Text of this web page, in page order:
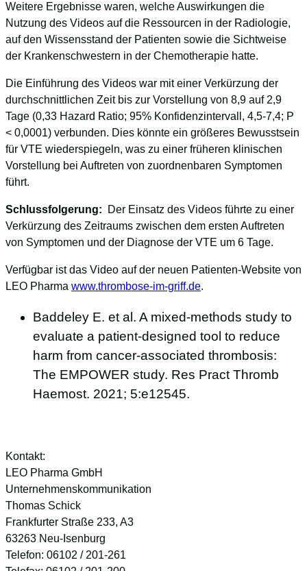
Weitere Ergebnisse waren, welche Auswirkungen die
Nutzung des Videos auf die Ressourcen in der Radiologie,
auf den Wissensstand der Patienten sowie die Sichtweise
der Krankenschwestern in der Chemotherapie hatte.
Die Einführung des Videos war mit einer Verkürzung der
durchschnittlichen Zeit bis zur Vorstellung von 8,9 auf 2,9
Tage (0,33 Hazard Ratio; 95% Konfidenzintervall, 4,5-7,4; P
< 0,0001) verbunden. Dies könnte ein größeres Bewusstsein
für VTE wiederspiegeln, was zu einer früheren klinischen
Vorstellung bei Auftreten von zuordnenbaren Symptomen
führt.
Schlussfolgerung: Der Einsatz des Videos führte zu einer
Verkürzung des Zeitraums zwischen dem ersten Auftreten
von Symptomen und der Diagnose der VTE um 6 Tage.
Verfügbar ist das Video auf der neuen Patienten-Website von
LEO Pharma www.thrombose-im-griff.de.
Baddeley E. et al. A mixed-methods study to
evaluate a patient-designed tool to reduce
harm from cancer-associated thrombosis:
The EMPOWER study. Res Pract Thromb
Haemost. 2021; 5:e12545.
Kontakt:
LEO Pharma GmbH
Unternehmenskommunikation
Thomas Schick
Frankfurter Straße 233, A3
63263 Neu-Isenburg
Telefon: 06102 / 201-261